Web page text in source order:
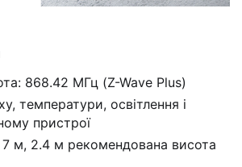
868.42 МГц (Z-Wave Plus)
температури, освітлення і
пристрої
7 м, 2.4 м рекомендована висота